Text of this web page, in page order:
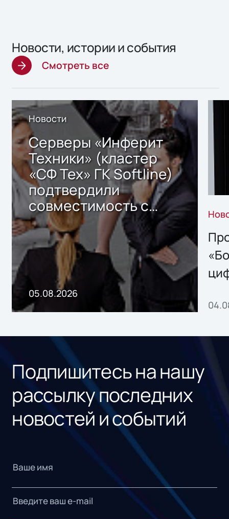
Новости, истории и события
Смотреть все
Новости
Серверы «Инферит
Техники» (кластер
«СФ Тех» ГК Softline)
подтвердили
совместимость с
решением Sharx
Storage 2.x для
хранения данных
05.08.2026
Подпишитесь на нашу
рассылку последних
новостей и событий